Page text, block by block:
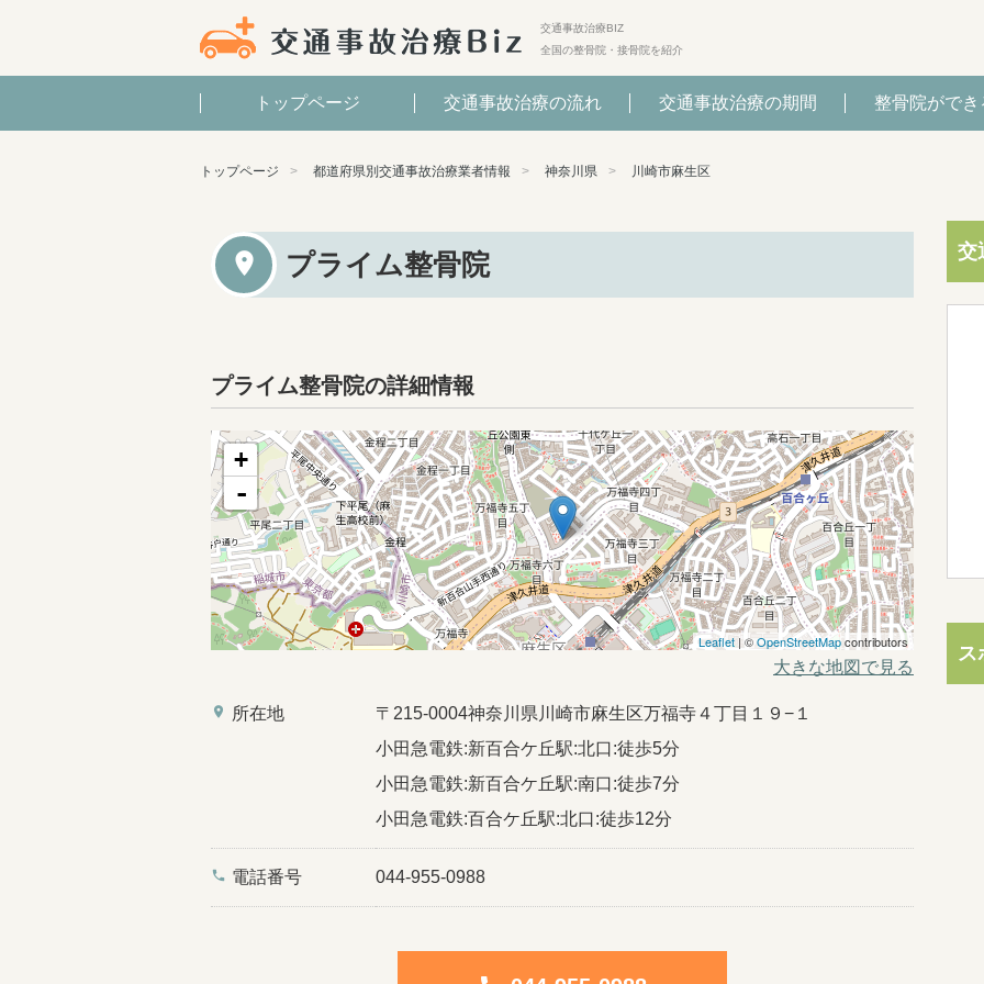
交通事故治療BIZ
全国の整骨院・接骨院を紹介
トップページ 交通事故治療の流れ 交通事故治療の期間 整骨院ができ
トップページ 都道府県別交通事故治療業者情報 神奈川県 川崎市麻生区
プライム整骨院
プライム整骨院の詳細情報
+
-
Leaflet | ©OpenStreetMapcontributors
大きな地図で見る
place 所在地
〒215-0004神奈川県川崎市麻生区万福寺４丁目１９−１
小田急電鉄:新百合ケ丘駅:北口:徒歩5分
小田急電鉄:新百合ケ丘駅:南口:徒歩7分
小田急電鉄:百合ケ丘駅:北口:徒歩12分
phone 電話番号 044-955-0988
交
ス